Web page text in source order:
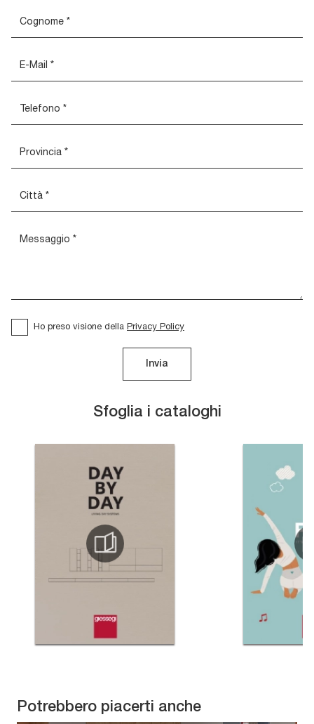
Sfoglia i cataloghi
Ho preso visione della Privacy Policy
Invia
Potrebbero piacerti anche